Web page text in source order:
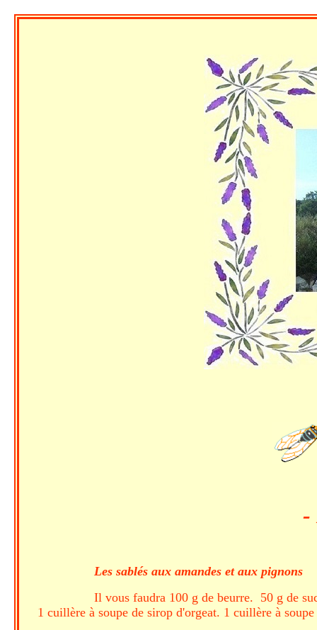
-
Les sablés aux amandes et aux pignons
Il vous faudra 100 g de beurre. 50 g de
1 cuillère à soupe de sirop d'orgeat. 1 cuillère à